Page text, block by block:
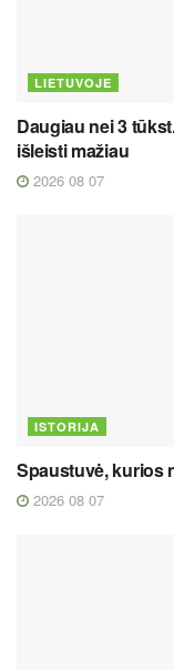
LIETUVOJE
Daugiau nei 3
išleisti mažiau
2026 08 07
ISTORIJA
Spaustuvė, kurios
2026 08 07